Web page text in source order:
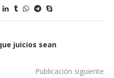
juicios sean
Publicación siguiente